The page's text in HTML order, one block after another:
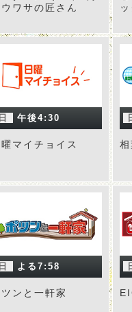
ワサの匠さん
日 午後4:30
マイチョイス
日 よる7:58
ンと一軒家